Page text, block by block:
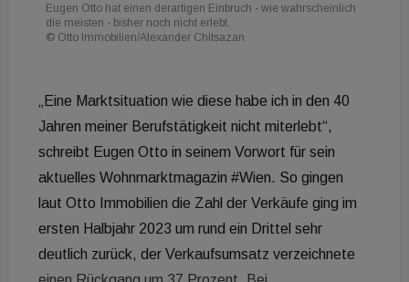
Eugen Otto hat einen derartigen Einbruch - wie wahrscheinlich
die meisten - bisher noch nicht erlebt.
© Otto Immobilien/Alexander Chitsazan
„Eine Marktsituation wie diese habe ich in den 40
Jahren meiner Berufstätigkeit nicht miterlebt“,
schreibt Eugen Otto in seinem Vorwort für sein
aktuelles Wohnmarktmagazin #Wien. So gingen
laut Otto Immobilien die Zahl der Verkäufe ging im
ersten Halbjahr 2023 um rund ein Drittel sehr
deutlich zurück, der Verkaufsumsatz verzeichnete